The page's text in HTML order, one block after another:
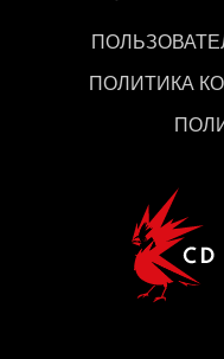
«Настройки» ниже.
ПОЛИТИКА